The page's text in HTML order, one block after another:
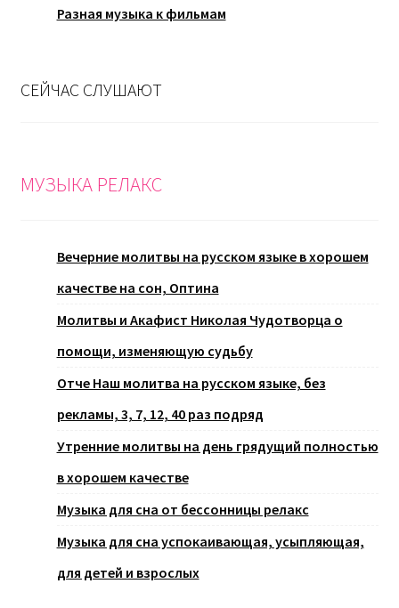
Разная музыка к фильмам
СЕЙЧАС СЛУШАЮТ
МУЗЫКА РЕЛАКС
Вечерние молитвы на русском языке в хорошем
качестве на сон, Оптина
Молитвы и Акафист Николая Чудотворца о
помощи, изменяющую судьбу
Отче Наш молитва на русском языке, без
рекламы, 3, 7, 12, 40 раз подряд
Утренние молитвы на день грядущий полностью
в хорошем качестве
Музыка для сна от бессонницы релакс
Музыка для сна успокаивающая, усыпляющая,
для детей и взрослых